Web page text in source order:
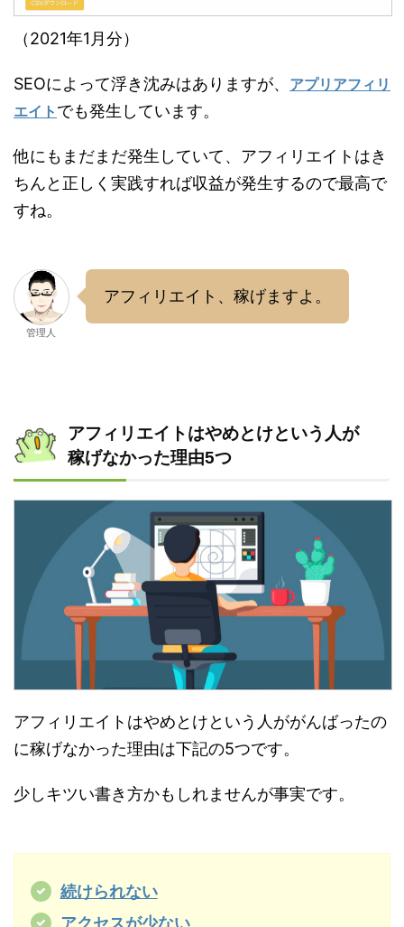
（2021年1月分）
SEOによって浮き沈みはありますが、 アプリアフィリ
エイト でも発生しています。
他にもまだまだ発生していて、アフィリエイトはき
ちんと正しく実践すれば収益が発生するので最高で
すね。
管理人
アフィリエイト、稼げますよ。
アフィリエイトはやめとけという人が
稼げなかった理由5つ
アフィリエイトはやめとけという人ががんばったの
に稼げなかった理由は下記の5つです。
少しキツい書き方かもしれませんが事実です。
続けられない
アクセスが少ない